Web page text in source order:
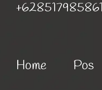
Home Pos